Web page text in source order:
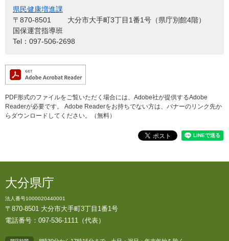
県民健康増進課
〒870-8501
大分市大手町3丁目1番1号（県庁別館4階）
国保運営指導班
Tel：097-506-2698
PDF形式のファイルをご覧いただく場合には、Adobe社が提供するAdobe
Readerが必要です。
Adobe Readerをお持ちでない方は、バナーのリンク先か
らダウンロードしてください。（無料）
大分県庁
法人番号1000020440001
〒870-8501 大分市大手町3丁目1番1号
電話番号：097-536-1111（代表）